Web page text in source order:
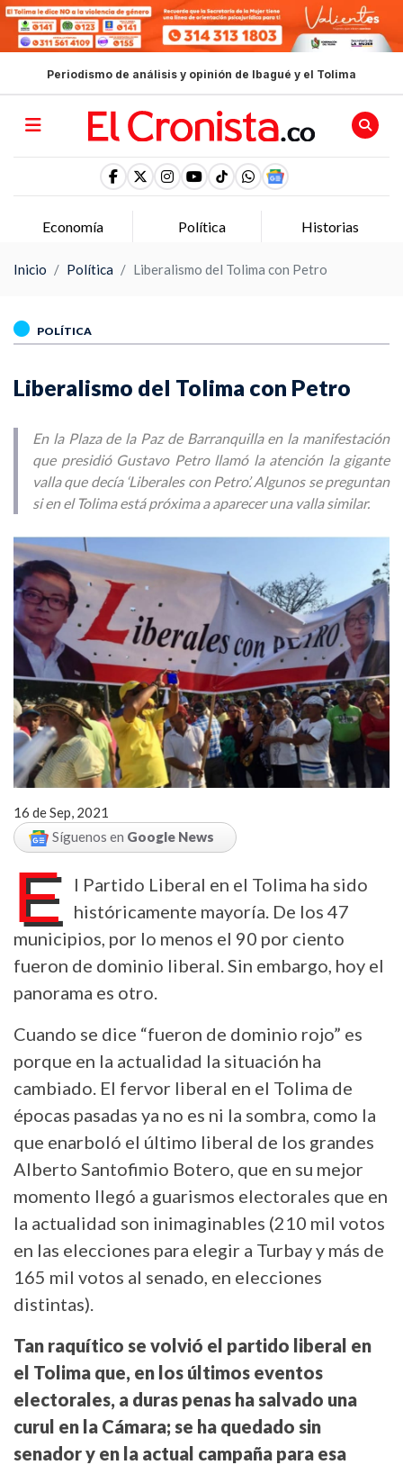
Periodismo de análisis y opinión de Ibagué y el Tolima
Economía Política Historias
Inicio Política Liberalismo del Tolima con Petro
POLÍTICA
Liberalismo del Tolima con Petro
En la Plaza de la Paz de Barranquilla en la manifestación
que presidió Gustavo Petro llamó la atención la gigante
valla que decía ‘Liberales con Petro’. Algunos se preguntan
si en el Tolima está próxima a aparecer una valla similar.
16 de Sep, 2021
Síguenos en Google News
E
l Partido Liberal en el Tolima ha sido
históricamente mayoría. De los 47
municipios, por lo menos el 90 por ciento
fueron de dominio liberal. Sin embargo, hoy el
panorama es otro.
Cuando se dice “fueron de dominio rojo” es
porque en la actualidad la situación ha
cambiado. El fervor liberal en el Tolima de
épocas pasadas ya no es ni la sombra, como la
que enarboló el último liberal de los grandes
Alberto Santofimio Botero, que en su mejor
momento llegó a guarismos electorales que en
la actualidad son inimaginables (210 mil votos
en las elecciones para elegir a Turbay y más de
165 mil votos al senado, en elecciones
distintas).
Tan raquítico se volvió el partido liberal en
el Tolima que, en los últimos eventos
electorales, a duras penas ha salvado una
curul en la Cámara; se ha quedado sin
senador y en la actual campaña para esa